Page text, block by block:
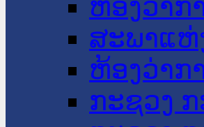
ຫ້ອງວ່າກ
ສະພາແຫ່
ຫ້ອງວ່າກ
ກະຊວງ